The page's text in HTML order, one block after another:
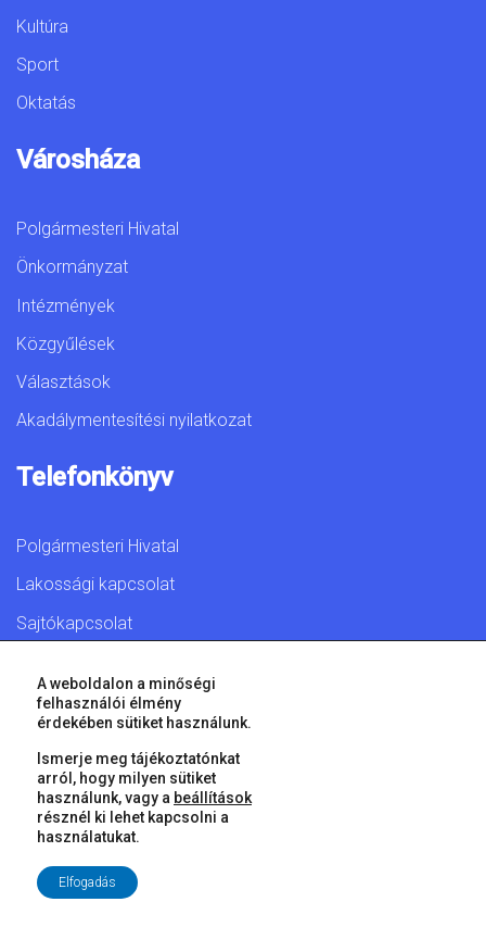
Kultúra
Sport
Oktatás
Városháza
Polgármesteri Hivatal
Önkormányzat
Intézmények
Közgyűlések
Választások
Akadálymentesítési nyilatkozat
Telefonkönyv
Polgármesteri Hivatal
Lakossági kapcsolat
Sajtókapcsolat
© 2026 Győr Megyei Jogú Város • Minden jog fenntartva!
A weboldalon a minőségi
felhasználói élmény
érdekében sütiket használunk.
Ismerje meg tájékoztatónkat
arról, hogy milyen sütiket
használunk, vagy a beállítások
résznél ki lehet kapcsolni a
használatukat.
Elfogadás